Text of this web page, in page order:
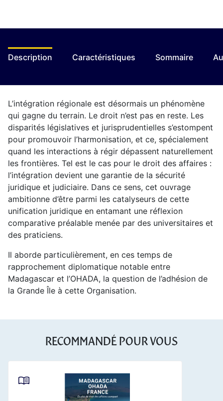
Description Caractéristiques Sommaire
L’intégration régionale est désormais un phénomène
qui gagne du terrain. Le droit n’est pas en reste. Les
disparités législatives et jurisprudentielles s’estompent
pour promouvoir l’harmonisation, et ce, spécialement
quand les interactions à régir dépassent naturellement
les frontières. Tel est le cas pour le droit des affaires :
l’intégration devient une garantie de la sécurité
juridique et judiciaire. Dans ce sens, cet ouvrage
ambitionne d’être parmi les catalyseurs de cette
unification juridique en entamant une réflexion
comparative préalable menée par des universitaires et
des praticiens.
Il aborde particulièrement, en ces temps de
rapprochement diplomatique notable entre
Madagascar et l’OHADA, la question de l’adhésion de
la Grande Île à cette Organisation.
RECOMMANDÉ POUR VOUS